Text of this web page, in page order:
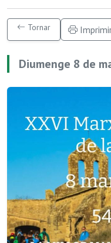
Tornar
Diumenge 8 de